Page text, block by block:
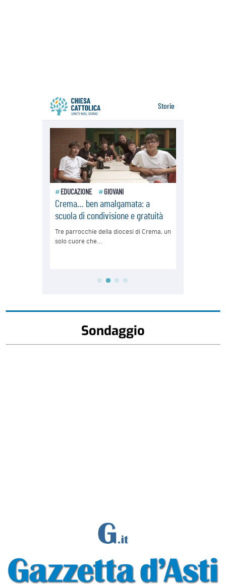
Sondaggio